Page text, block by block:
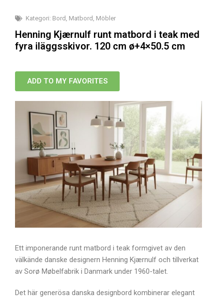
Kategori: Bord Matbord Möbler
Henning Kjærnulf runt matbord i teak med
fyra iläggsskivor. 120 cm ø+4×50.5 cm
ADD TO MY FAVORITES
Ett imponerande runt matbord i teak formgivet av den
välkände danske designern Henning Kjærnulf och tillverkat
av Sorø Møbelfabrik i Danmark under 1960-talet.
Det här generösa danska designbord kombinerar elegant